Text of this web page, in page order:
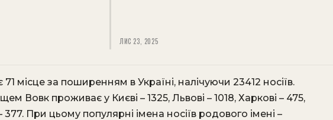
ЛИС 23, 2025
місце за поширенням в Україні, налічуючи 23412 носіїв.
Вовк проживає у Києві – 1325, Львові – 1018, Харкові – 475,
377. При цьому популярні імена носіїв родового імені –